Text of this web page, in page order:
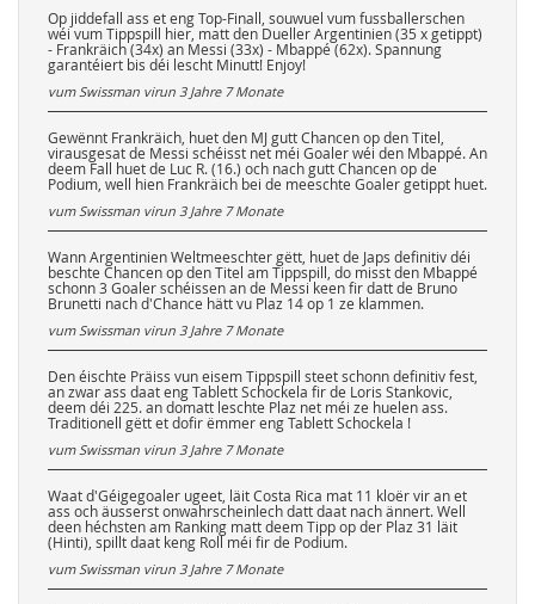
Op jiddefall ass et eng Top-Finall, souwuel vum fussballerschen
wéi vum Tippspill hier, matt den Dueller Argentinien (35 x getippt)
- Frankräich (34x) an Messi (33x) - Mbappé (62x). Spannung
garantéiert bis déi lescht Minutt! Enjoy!
vum Swissman virun 3 Jahre 7 Monate
Gewënnt Frankräich, huet den MJ gutt Chancen op den Titel,
virausgesat de Messi schéisst net méi Goaler wéi den Mbappé. An
deem Fall huet de Luc R. (16.) och nach gutt Chancen op de
Podium, well hien Frankräich bei de meeschte Goaler getippt huet.
vum Swissman virun 3 Jahre 7 Monate
Wann Argentinien Weltmeeschter gëtt, huet de Japs definitiv déi
beschte Chancen op den Titel am Tippspill, do misst den Mbappé
schonn 3 Goaler schéissen an de Messi keen fir datt de Bruno
Brunetti nach d'Chance hätt vu Plaz 14 op 1 ze klammen.
vum Swissman virun 3 Jahre 7 Monate
Den éischte Präiss vun eisem Tippspill steet schonn definitiv fest,
an zwar ass daat eng Tablett Schockela fir de Loris Stankovic,
deem déi 225. an domatt leschte Plaz net méi ze huelen ass.
Traditionell gëtt et dofir ëmmer eng Tablett Schockela !
vum Swissman virun 3 Jahre 7 Monate
Waat d'Géigegoaler ugeet, läit Costa Rica mat 11 kloër vir an et
ass och äusserst onwahrscheinlech datt daat nach ännert. Well
deen héchsten am Ranking matt deem Tipp op der Plaz 31 läit
(Hinti), spillt daat keng Roll méi fir de Podium.
vum Swissman virun 3 Jahre 7 Monate